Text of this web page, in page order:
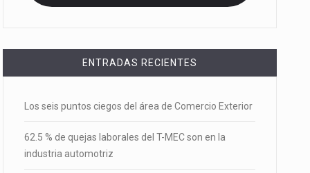
ENTRADAS RECIENTES
Los seis puntos ciegos del área de Comercio Exterior
62.5 % de quejas laborales del T-MEC son en la
industria automotriz